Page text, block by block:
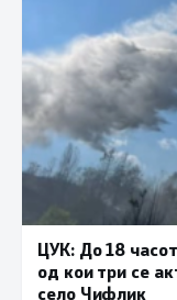
ЦУК: До 18
од кои три се
село Чифлик